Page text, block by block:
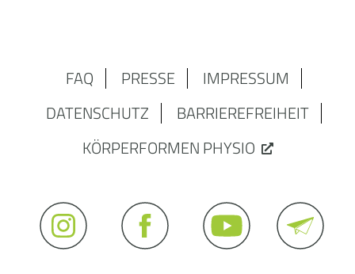
FAQ PRESSE
IMPRESSUM
DATENSCHUTZ
BARRIEREFREIHEIT
KÖRPERFORMEN PHYSIO